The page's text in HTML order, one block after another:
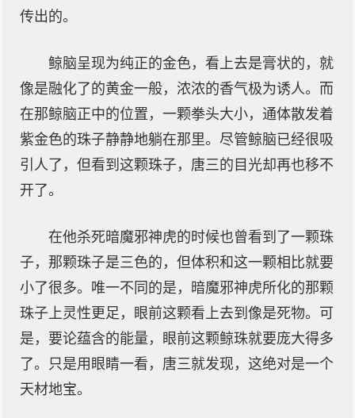
传出的。
鲸脑呈现为纯正的金色，看上去是膏状的，就
像是融化了的黄金一般，浓浓的香气极为诱人。而
在那鲸脑正中的位置，一颗拳头大小，通体散发着
紫金色的珠子静静地躺在那里。尽管鲸脑已经很吸
引人了，但看到这颗珠子，唐三的目光却再也移不
开了。
在他杀死暗魔邪神虎的时候也曾看到了一颗珠
子，那颗珠子是三色的，但体积和这一颗相比就要
小了很多。唯一不同的是，暗魔邪神虎所化的那颗
珠子上灵性更足，眼前这颗看上去到像是死物。可
是，要论蕴含的能量，眼前这颗鲸珠就要庞大得多
了。只是用眼睛一看，唐三就发现，这绝对是一个
天材地宝。